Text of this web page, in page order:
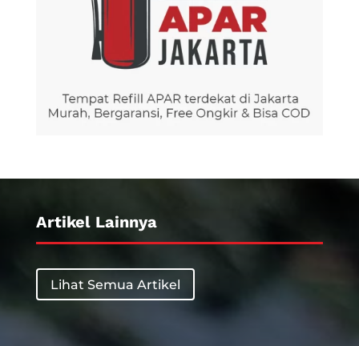
Artikel Lainnya
Lihat Semua Artikel